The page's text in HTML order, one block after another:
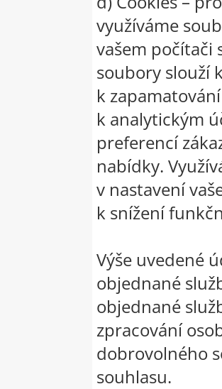
využíváme
vašem počítači
soubory slouží
k
k analytickým
preferencí
nabídky.
v nastavení
k snížení
Výše uvedené
objednané
objednané
zpracování
dobrovolného
souhlasu.